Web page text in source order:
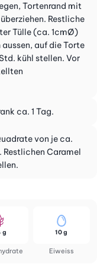
Tortenrand mit
Restliche
Tülle (ca. 1cmØ)
auf die Torte
kühl stellen. Vor
ca. 1 Tag.
von je ca.
Caramel
g
Eiweiss
10 g